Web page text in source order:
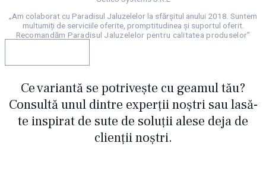
„Am colaborat cu Paradisul Jaluzelelor la sfărșitul anului 2018. Suntem
multumiți de serviciile oferite, promptitudinea și suportul oferit.
Recomandăm Paradisul Jaluzelelor pentru calitatea produselor”
Ce variantă se potrivește cu geamul tău?
Consultă unul dintre experții noștri sau lasă-
te inspirat de sute de soluții alese deja de
clienții noștri.